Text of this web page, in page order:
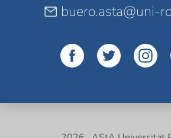
buero.asta@uni-